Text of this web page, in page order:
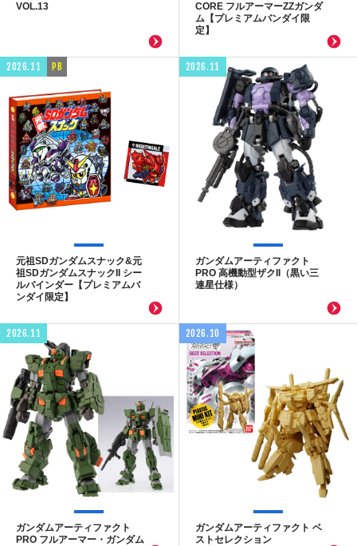
VOL.13
CORE フルアーマーZZガンダ
ム【プレミアムバンダイ限
定】
2026.11 PB
元祖SDガンダムスナック&元
祖SDガンダムスナックII シー
ルバインダー【プレミアムバ
ンダイ限定】
2026.11
ガンダムアーティファクト
PRO 高機動型ザクII（黒い三
連星仕様）
2026.11
ガンダムアーティファクト
PRO フルアーマー・ガンダム
2026.10
ガンダムアーティファクト ベ
ストセレクション